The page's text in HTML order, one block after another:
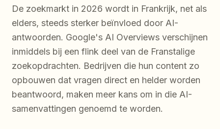
De zoekmarkt in 2026 wordt in Frankrijk, net als
elders, steeds sterker beïnvloed door AI-
antwoorden. Google's AI Overviews verschijnen
inmiddels bij een flink deel van de Franstalige
zoekopdrachten. Bedrijven die hun content zo
opbouwen dat vragen direct en helder worden
beantwoord, maken meer kans om in die AI-
samenvattingen genoemd te worden.